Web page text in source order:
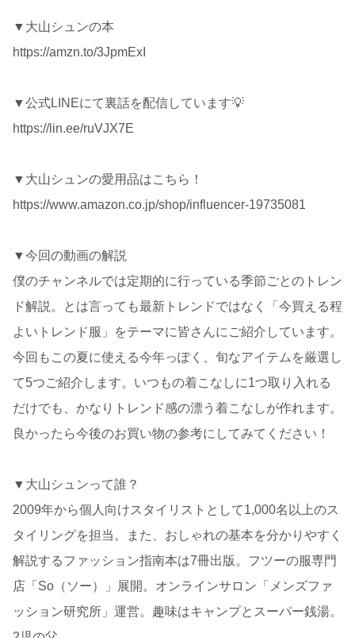
▼大山シュンの本
https://amzn.to/3JpmExI
▼公式LINEにて裏話を配信しています💡
https://lin.ee/ruVJX7E
▼大山シュンの愛用品はこちら！
https://www.amazon.co.jp/shop/influencer-19735081
▼今回の動画の解説
僕のチャンネルでは定期的に行っている季節ごとのトレン
ド解説。とは言っても最新トレンドではなく「今買える程
よいトレンド服」をテーマに皆さんにご紹介しています。
今回もこの夏に使える今年っぽく、旬なアイテムを厳選し
て5つご紹介します。いつもの着こなしに1つ取り入れる
だけでも、かなりトレンド感の漂う着こなしが作れます。
良かったら今後のお買い物の参考にしてみてください！
▼大山シュンって誰？
2009年から個人向けスタイリストとして1,000名以上のス
タイリングを担当。また、おしゃれの基本を分かりやすく
解説するファッション指南本は7冊出版。フツーの服専門
店「So（ソー）」展開。オンラインサロン「メンズファ
ッション研究所」運営。趣味はキャンプとスーパー銭湯。